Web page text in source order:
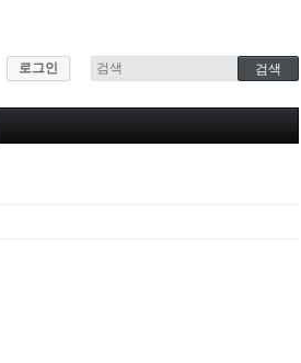
로그인